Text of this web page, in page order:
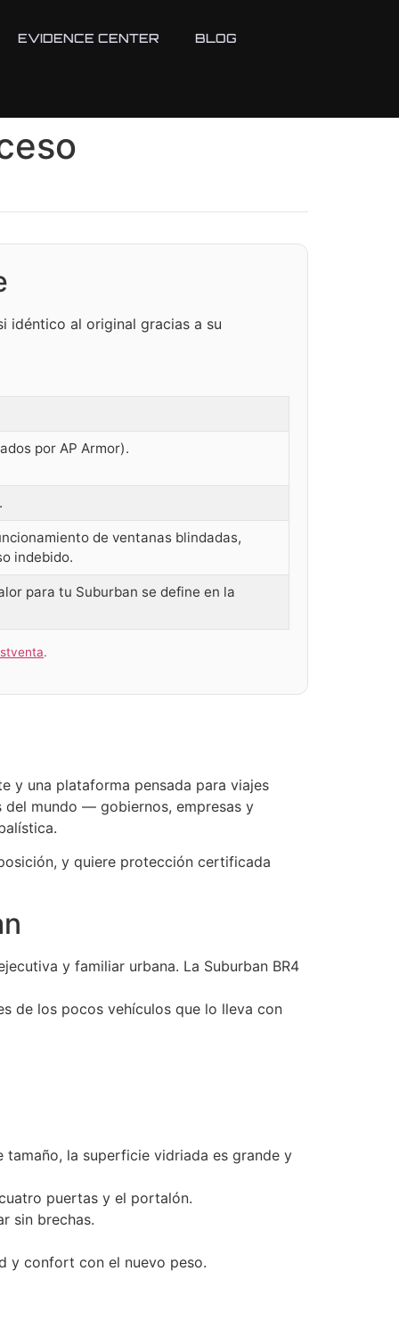
EVIDENCE CENTER BLOG
idéntico al original gracias a su
por AP Armor).
de ventanas blindadas,
indebido.
para tu Suburban se define en la
.
y una plataforma pensada para viajes
del mundo — gobiernos, empresas y
y quiere protección certificada
y familiar urbana. La Suburban BR4
de los pocos vehículos que lo lleva con
la superficie vidriada es grande y
puertas y el portalón.
sin brechas.
y confort con el nuevo peso.